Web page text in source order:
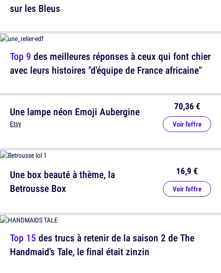
Top 9 des meilleures réponses à ceux qui font chier
avec leurs histoires "d'équipe de France africaine"
Une box beauté à thème, la
Betrousse Box
16,9 €
Voir l'offre
sur les Bleus
Une lampe néon Emoji Aubergine
Etsy
70,36 €
Voir l'offre
Top 15 des trucs à retenir de la saison 2 de The
Handmaid's Tale, le final était zinzin